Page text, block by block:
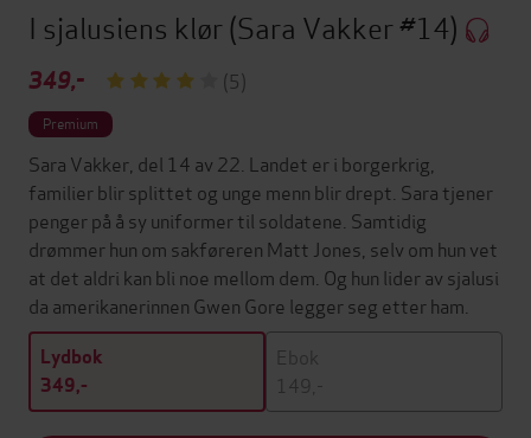
I sjalusiens klør(Sara Vakker #14)
349,- (5)
Premium
Sara Vakker, del 14 av 22. Landet er i borgerkrig,
familier blir splittet og unge menn blir drept. Sara tjener
penger på å sy uniformer til soldatene. Samtidig
drømmer hun om sakføreren Matt Jones, selv om hun vet
at det aldri kan bli noe mellom dem. Og hun lider av sjalusi
da amerikanerinnen Gwen Gore legger seg etter ham.
Lydbok
349,-
Ebok
149,-